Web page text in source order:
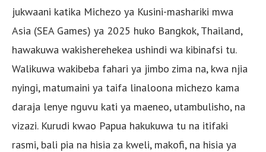
jukwaani katika Michezo ya Kusini-mashariki mwa
Asia (SEA Games) ya 2025 huko Bangkok, Thailand,
hawakuwa wakisherehekea ushindi wa kibinafsi tu.
Walikuwa wakibeba fahari ya jimbo zima na, kwa njia
nyingi, matumaini ya taifa linaloona michezo kama
daraja lenye nguvu kati ya maeneo, utambulisho, na
vizazi. Kurudi kwao Papua hakukuwa tu na itifaki
rasmi, bali pia na hisia za kweli, makofi, na hisia ya